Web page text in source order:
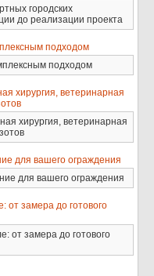
городских
до реализации проекта
подходом
подходом
хирургия, ветеринарная
хирургия, ветеринарная
для вашего ограждения
для вашего ограждения
от замера до готового
от замера до готового